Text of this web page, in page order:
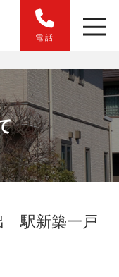
電話
駅新築一戸